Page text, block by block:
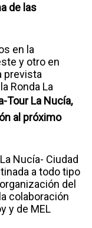
de las
en la
y otro en
prevista
Ronda La
Tour La Nucía,
al próximo
Nucía- Ciudad
a todo tipo
del
colaboración
y de MEL